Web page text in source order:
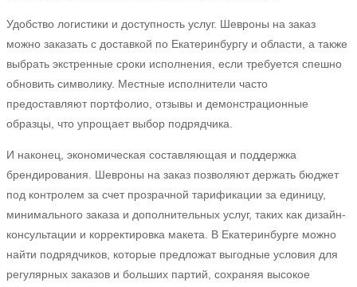
Удобство логистики и доступность услуг. Шевроны на заказ
можно заказать с доставкой по Екатеринбургу и области, а также
выбрать экстренные сроки исполнения, если требуется спешно
обновить символику. Местные исполнители часто
предоставляют портфолио, отзывы и демонстрационные
образцы, что упрощает выбор подрядчика.
И наконец, экономическая составляющая и поддержка
брендирования. Шевроны на заказ позволяют держать бюджет
под контролем за счет прозрачной тарификации за единицу,
минимального заказа и дополнительных услуг, таких как дизайн-
консультации и корректировка макета. В Екатеринбурге можно
найти подрядчиков, которые предложат выгодные условия для
регулярных заказов и больших партий, сохраняя высокое